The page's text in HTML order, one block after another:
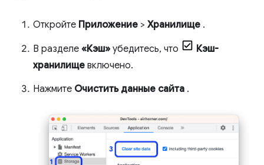
Откройте Приложение > Хранилище .
В разделе «Кэш» убедитесь, что
Кэш-
хранилище включено.
Нажмите Очистить данные сайта .